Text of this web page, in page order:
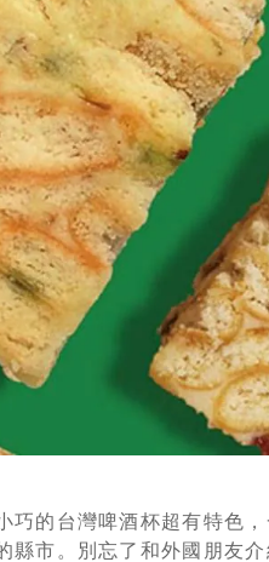
的台灣啤酒杯超有特色
市。別忘了和外國朋友介